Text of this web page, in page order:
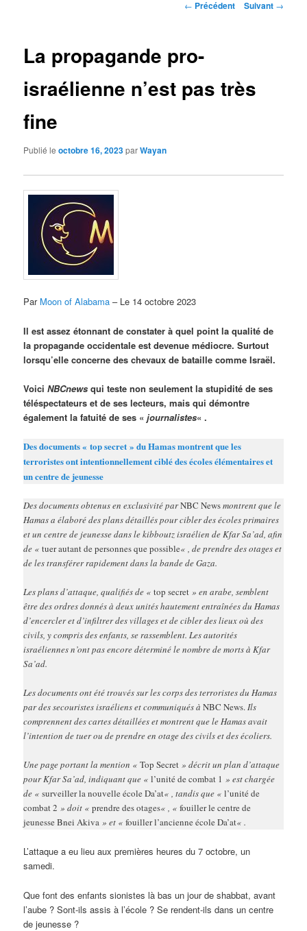
Navigation
← Précédent Suivant →
La propagande pro-
israélienne n’est pas très
fine
Publié leoctobre 16, 2023parWayan
Par Moon of Alabama – Le 14 octobre 2023
Il est assez étonnant de constater à quel point la qualité de
la propagande occidentale est devenue médiocre. Surtout
lorsqu’elle concerne des chevaux de bataille comme Israël.
VoiciNBCnews qui teste non seulement la stupidité de ses
téléspectateurs et de ses lecteurs, mais qui démontre
également la fatuité de ses «journalistes« .
Des documents « top secret » du Hamas montrent que les
terroristes ont intentionnellement ciblé des écoles élémentaires et
un centre de jeunesse
Des documents obtenus en exclusivité parNBC Newsmontrent que le
Hamas a élaboré des plans détaillés pour cibler des écoles primaires
et un centre de jeunesse dans le kibboutz israélien de Kfar Sa’ad, afin
de «tuer autant de personnes que possible« , de prendre des otages et
de les transférer rapidement dans la bande de Gaza.
Les plans d’attaque, qualifiés de «top secret » en arabe, semblent
être des ordres donnés à deux unités hautement entraînées du Hamas
d’encercler et d’infiltrer des villages et de cibler des lieux où des
civils, y compris des enfants, se rassemblent. Les autorités
israéliennes n’ont pas encore déterminé le nombre de morts à Kfar
Sa’ad.
Les documents ont été trouvés sur les corps des terroristes du Hamas
par des secouristes israéliens et communiqués àNBC News.Ils
comprennent des cartes détaillées et montrent que le Hamas avait
l’intention de tuer ou de prendre en otage des civils et des écoliers.
Une page portant la mention «Top Secret » décrit un plan d’attaque
pour Kfar Sa’ad, indiquant que «l’unité de combat 1 » est chargée
de «surveiller la nouvelle école Da’at« , tandis que «l’unité de
combat 2 » doit «prendre des otages« , «fouiller le centre de
jeunesse Bnei Akiva » et «fouiller l’ancienne école Da’at« .
L’attaque a eu lieu aux premières heures du 7 octobre, un
samedi.
Que font des enfants sionistes là bas un jour de shabbat, avant
l’aube ? Sont-ils assis à l’école ? Se rendent-ils dans un centre
de jeunesse ?